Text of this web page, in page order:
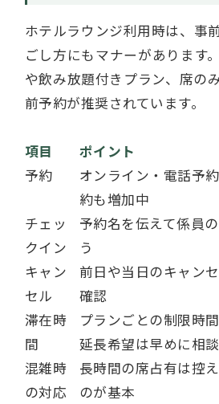
ホテルラウンジ利用時は、事
ごし方にもマナーがあります
や飲み放題付きプラン、席の
前予約が推奨されています。
項目
ポイント
予約
オンライン・電話予
約も増加中
チェッ
クイン
予約名を伝えて係員
う
キャン
セル
前日や当日のキャン
確認
滞在時
間
プランごとの制限時
延長希望は早めに相談
混雑時
の対応
長時間の席占有は控
のが基本